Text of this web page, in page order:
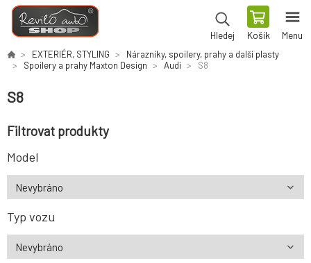
Hledej Košík Menu
EXTERIÉR, STYLING
Nárazníky, spoilery, prahy a další plasty
Spoilery a prahy Maxton Design
Audi S8
S8
Filtrovat produkty
Model
Typ vozu